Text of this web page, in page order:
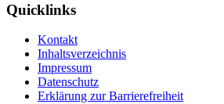
Quicklinks
Kontakt
Inhaltsverzeichnis
Impressum
Datenschutz
Erklärung zur Barrierefreiheit